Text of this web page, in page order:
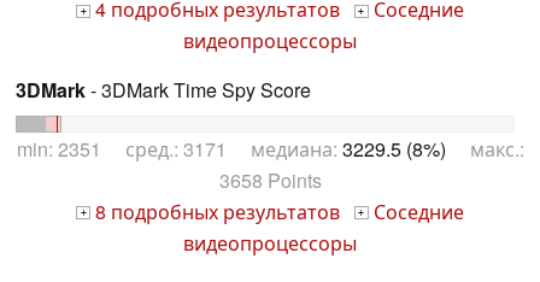
+ 4 подробных результатов + Соседние
видеопроцессоры
3DMark- 3DMark Time Spy Score
min: 2351 сред.: 3171 медиана: 3229.5 (8%) макс.:
3658 Points
+ 8 подробных результатов + Соседние
видеопроцессоры